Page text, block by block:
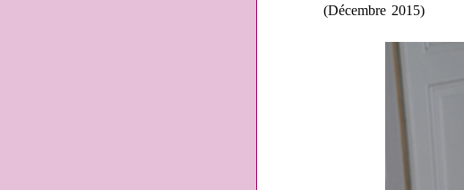
(Décembre 2015)